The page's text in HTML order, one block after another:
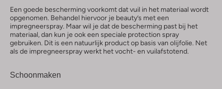
Een goede bescherming voorkomt dat vuil in het materiaal wordt
opgenomen. Behandel hiervoor je beauty’s met een
impregneerspray. Maar wil je dat de bescherming past bij het
materiaal, dan kun je ook een speciale protection spray
gebruiken. Dit is een natuurlijk product op basis van olijfolie. Net
als de impregneerspray werkt het vocht- en vuilafstotend.
Schoonmaken